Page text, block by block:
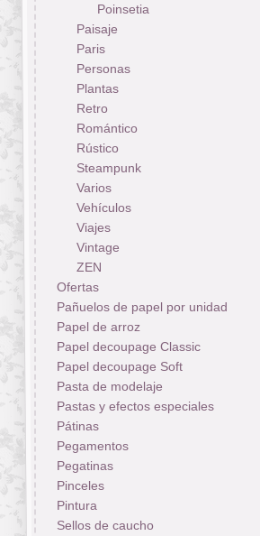
Poinsetia
Paisaje
Paris
Personas
Plantas
Retro
Romántico
Rústico
Steampunk
Varios
Vehículos
Viajes
Vintage
ZEN
Ofertas
Pañuelos de papel por unidad
Papel de arroz
Papel decoupage Classic
Papel decoupage Soft
Pasta de modelaje
Pastas y efectos especiales
Pátinas
Pegamentos
Pegatinas
Pinceles
Pintura
Sellos de caucho